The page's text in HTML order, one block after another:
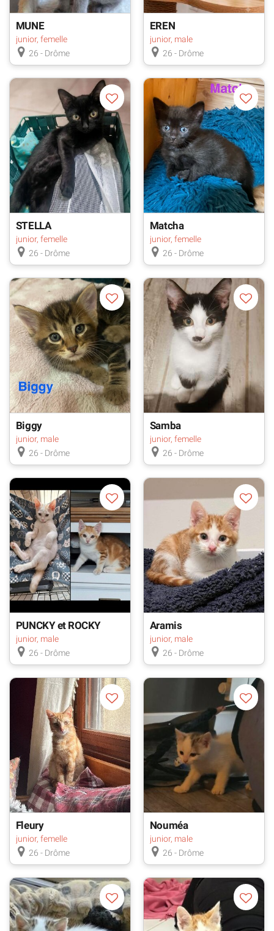
MUNE
junior, femelle
26 - Drôme
EREN
junior, male
26 - Drôme
STELLA
junior, femelle
26 - Drôme
Matcha
junior, femelle
26 - Drôme
Biggy
junior, male
26 - Drôme
Samba
junior, femelle
26 - Drôme
PUNCKY et ROCKY
junior, male
26 - Drôme
Aramis
junior, male
26 - Drôme
Fleury
junior, femelle
26 - Drôme
Nouméa
junior, male
26 - Drôme